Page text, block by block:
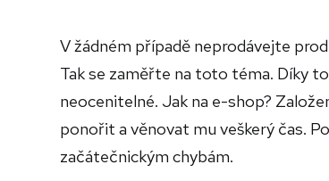
V žádném případě neprodávejte
Tak se zaměřte na toto téma. Díky
neocenitelné. Jak na e-shop?
ponořit a věnovat mu veškerý čas.
začátečnickým chybám.